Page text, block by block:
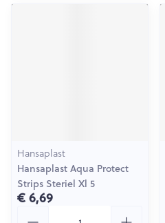
Hansaplast
Hansaplast Aqua Protect
Strips Steriel Xl 5
€ 6,69